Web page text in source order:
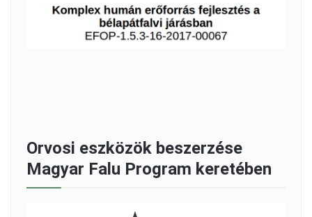
Orvosi eszközök beszerzése
Magyar Falu Program keretében